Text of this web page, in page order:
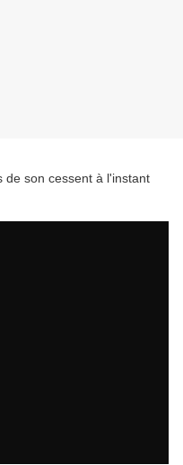
de son cessent à l'instant